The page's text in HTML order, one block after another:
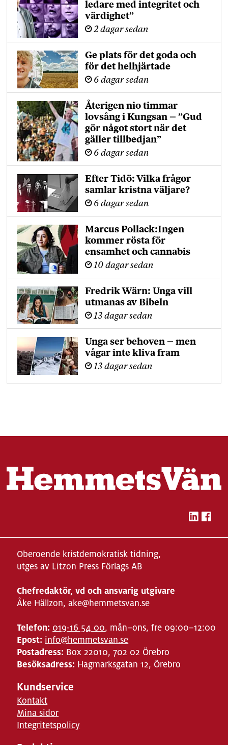
ledare med integritet och
värdighet”
2 dagar sedan
Ge plats för det goda och
för det helhjärtade
6 dagar sedan
Återigen nio timmar
lovsång i Kungsan – ”Gud
gör något stort när det
gäller tillbedjan”
6 dagar sedan
Efter Tidö: Vilka frågor
samlar kristna väljare?
6 dagar sedan
Marcus Pollack:Ingen
kommer rösta för
ensamhet och cannabis
10 dagar sedan
Fredrik Wärn: Unga vill
utmanas av Bibeln
13 dagar sedan
Unga ser behoven – men
vågar inte kliva fram
13 dagar sedan
Oberoende kristdemokratisk tidning,
utges av Litzon Press Förlags AB
Chefredaktör, vd och ansvarig utgivare
Åke Hällzon, ake@hemmetsvan.se
Telefon: 019-16 54 00, mån–ons, fre 09:00–12:00
Epost: info@hemmetsvan.se
Postadress: Box 22010, 702 02 Örebro
Besöksadress: Hagmarksgatan 12, Örebro
Kundservice
Kontakt
Mina sidor
Integritetspolicy